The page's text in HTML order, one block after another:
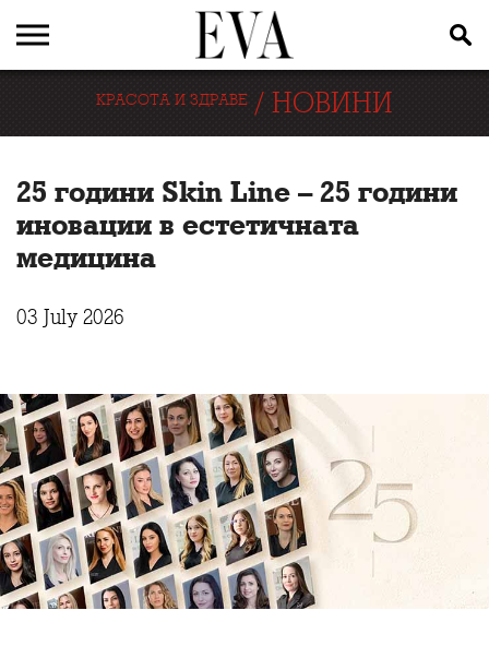
КРАСОТА И ЗДРАВЕ / НОВИНИ
25 години Skin Line – 25 години
иновации в естетичната
медицина
03 July 2026